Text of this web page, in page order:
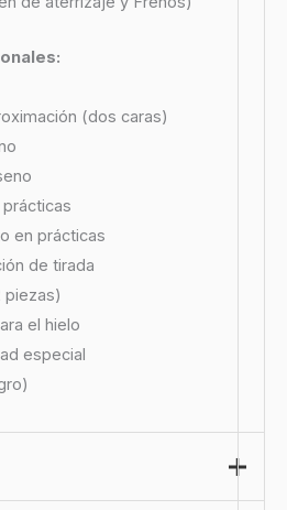
(dos caras)
en prácticas
de tirada
piezas)
el hielo
especial